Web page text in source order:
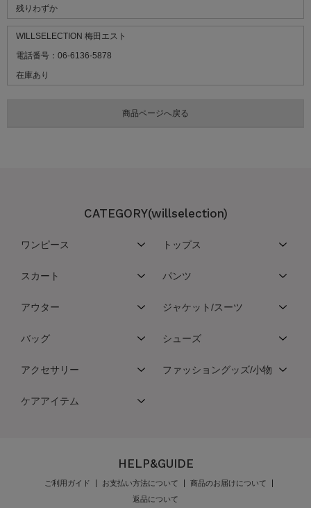
残りわずか
WILLSELECTION 梅田エスト
電話番号：06-6136-5878
在庫あり
CATEGORY(willselection)
ワンピース トップス
スカート パンツ
アウター ジャケット/スーツ
バッグ シューズ
アクセサリー ファッショングッズ/小物
ケアアイテム
HELP&GUIDE
ご利用ガイド お支払い方法について
商品のお届けについて
返品について